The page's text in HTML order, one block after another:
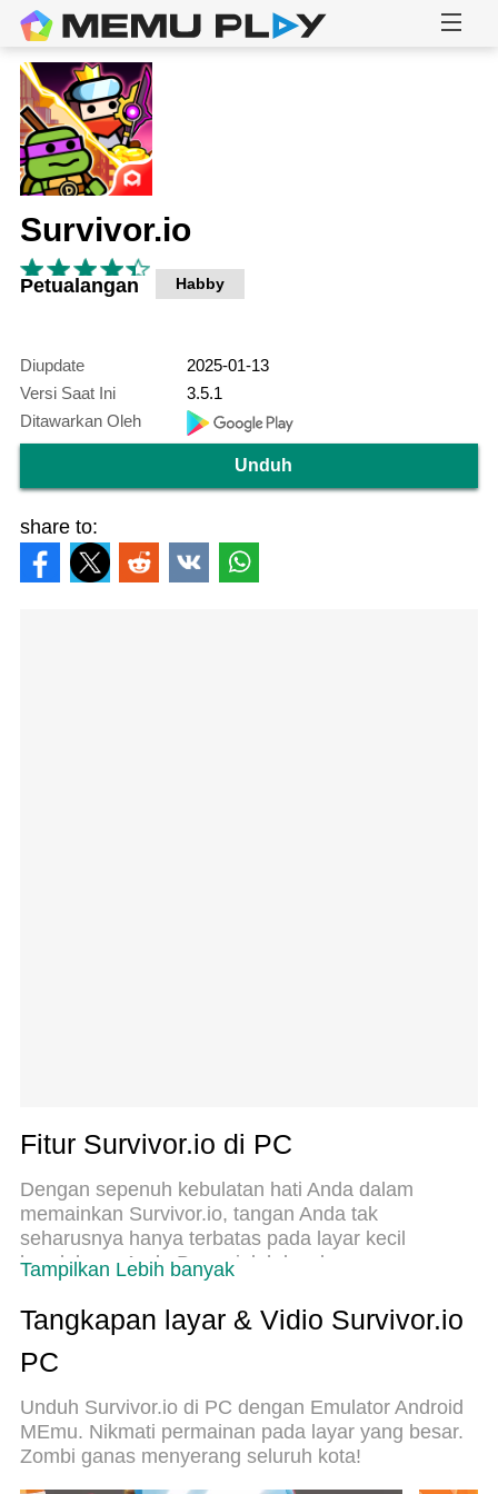
Survivor.io
Petualangan Habby
Diupdate
2025-01-13
Versi Saat Ini
3.5.1
Ditawarkan Oleh
Unduh
share to:
Fitur Survivor.io di PC
Dengan sepenuh kebulatan hati Anda dalam
memainkan Survivor.io, tangan Anda tak
seharusnya hanya terbatas pada layar kecil
handphone Anda.Bermainlah layaknya seorang
profesional dan dapatkan kendali penuh dalam
permainan Anda dengan papan ketik dan
tetikus.MEmu menawarkan seluruh hal yang Anda
harapkan.Unduh dan mainkan Survivor.io pada PC.
keterbatasan dari baterai, data seluler dan
panggilan yang mengganggu.MEmu 9 baru
merupakan pilihan terbaik untuk memainkan
Tampilkan Lebih banyak
Tangkapan layar & Vidio Survivor.io
PC
Unduh Survivor.io di PC dengan Emulator Android
MEmu. Nikmati permainan pada layar yang besar.
Zombi ganas menyerang seluruh kota!